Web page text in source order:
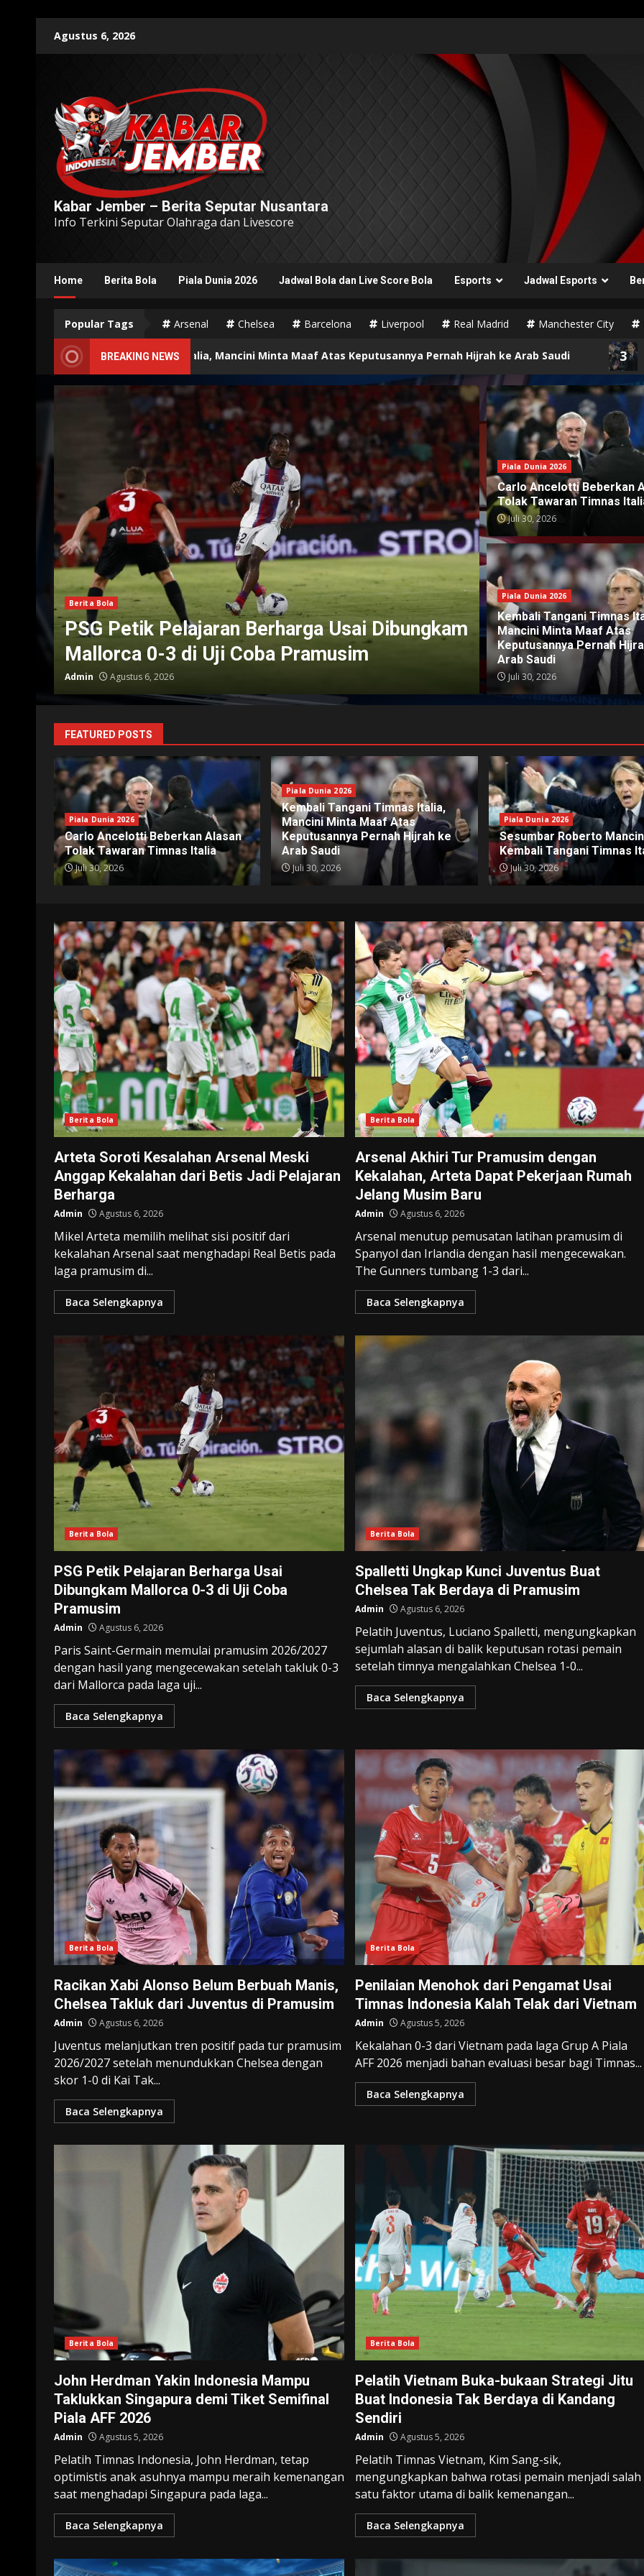
Agustus 6, 2026
Kabar Jember – Berita Seputar Nusantara
Info Terkini Seputar Olahraga dan Livescore
Home Berita Bola Piala Dunia 2026 Jadwal Bola dan Live Score Bola Esports Jadwal Esports
Popular Tags Arsenal Chelsea Barcelona Liverpool Real Madrid Manchester City
BREAKING NEWS
Timnas Italia, Mancini Minta Maaf Atas Keputusannya Pernah Hijrah ke Arab Saudi 3 Sesumbar
Berita Bola
PSG Petik Pelajaran Berharga Usai Dibungkam
Mallorca 0-3 di Uji Coba Pramusim
Admin Agustus 6, 2026
Berita Bola
Spalletti Ungkap
Tak Berdaya di
Admin Agustus 6, 2026
Piala Dunia 2026
Carlo Ancelotti Beberkan
Tolak Tawaran Timnas
Juli 30, 2026
Piala Dunia 2026
Kembali Tangani Timnas
Mancini Minta Maaf Atas
Keputusannya Pernah
Arab Saudi
Juli 30, 2026
FEATURED POSTS
Piala Dunia 2026
Carlo Ancelotti Beberkan Alasan
Tolak Tawaran Timnas Italia
Juli 30, 2026
Piala Dunia 2026
Kembali Tangani Timnas Italia,
Mancini Minta Maaf Atas
Keputusannya Pernah Hijrah ke
Arab Saudi
Juli 30, 2026
Piala Dunia 2026
Sesumbar Roberto
Kembali Tangani Timnas
Juli 30, 2026
Berita Bola
Arteta Soroti Kesalahan Arsenal Meski
Anggap Kekalahan dari Betis Jadi Pelajaran
Berharga
Admin Agustus 6, 2026
Mikel Arteta memilih melihat sisi positif dari
kekalahan Arsenal saat menghadapi Real Betis pada
laga pramusim di...
Baca Selengkapnya
Berita Bola
Arsenal Akhiri Tur Pramusim dengan
Kekalahan, Arteta Dapat Pekerjaan Rumah
Jelang Musim Baru
Admin Agustus 6, 2026
Arsenal menutup pemusatan latihan pramusim di
Spanyol dan Irlandia dengan hasil mengecewakan.
The Gunners tumbang 1-3 dari...
Baca Selengkapnya
Berita Bola
PSG Petik Pelajaran Berharga Usai
Dibungkam Mallorca 0-3 di Uji Coba
Pramusim
Admin Agustus 6, 2026
Paris Saint-Germain memulai pramusim 2026/2027
dengan hasil yang mengecewakan setelah takluk 0-3
dari Mallorca pada laga uji...
Baca Selengkapnya
Berita Bola
Spalletti Ungkap Kunci Juventus Buat
Chelsea Tak Berdaya di Pramusim
Admin Agustus 6, 2026
Pelatih Juventus, Luciano Spalletti, mengungkapkan
sejumlah alasan di balik keputusan rotasi pemain
setelah timnya mengalahkan Chelsea 1-0...
Baca Selengkapnya
Berita Bola
Racikan Xabi Alonso Belum Berbuah Manis,
Chelsea Takluk dari Juventus di Pramusim
Admin Agustus 6, 2026
Juventus melanjutkan tren positif pada tur pramusim
2026/2027 setelah menundukkan Chelsea dengan
skor 1-0 di Kai Tak...
Baca Selengkapnya
Berita Bola
Penilaian Menohok dari Pengamat Usai
Timnas Indonesia Kalah Telak dari Vietnam
Admin Agustus 5, 2026
Kekalahan 0-3 dari Vietnam pada laga Grup A Piala
AFF 2026 menjadi bahan evaluasi besar bagi Timnas...
Baca Selengkapnya
Berita Bola
John Herdman Yakin Indonesia Mampu
Taklukkan Singapura demi Tiket Semifinal
Piala AFF 2026
Admin Agustus 5, 2026
Pelatih Timnas Indonesia, John Herdman, tetap
optimistis anak asuhnya mampu meraih kemenangan
saat menghadapi Singapura pada laga...
Baca Selengkapnya
Berita Bola
Pelatih Vietnam Buka-bukaan Strategi Jitu
Buat Indonesia Tak Berdaya di Kandang
Sendiri
Admin Agustus 5, 2026
Pelatih Timnas Vietnam, Kim Sang-sik,
mengungkapkan bahwa rotasi pemain menjadi salah
satu faktor utama di balik kemenangan...
Baca Selengkapnya